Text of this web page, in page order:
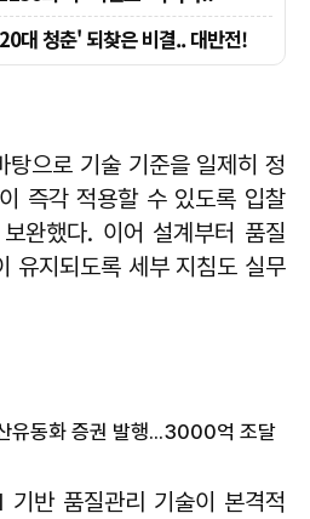
탕으로 기술 기준을 일제히 정
즉각 적용할 수 있도록 입찰
완했다. 이어 설계부터 품질
유지되도록 세부 지침도 실무
유동화 증권 발행...3000억 조달
반 품질관리 기술이 본격적